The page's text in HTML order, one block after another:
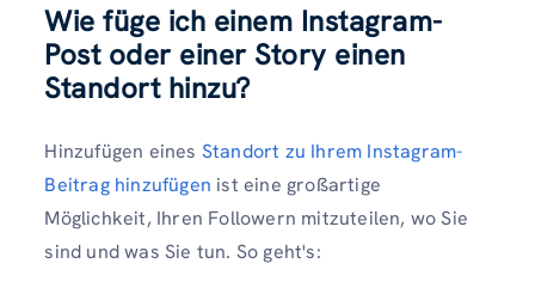
Wie füge ich einem Instagram-
Post oder einer Story einen
Standort hinzu?
Hinzufügen eines Standort zu Ihrem Instagram-
Beitrag hinzufügen ist eine großartige
Möglichkeit, Ihren Followern mitzuteilen, wo Sie
sind und was Sie tun. So geht's: